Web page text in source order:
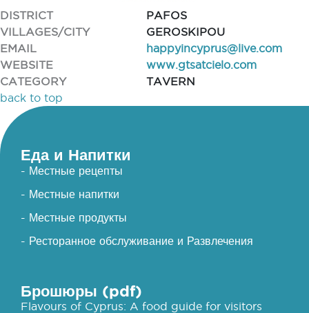
DISTRICT
PAFOS
VILLAGES/CITY
GEROSKIPOU
EMAIL
happyincyprus@live.com
WEBSITE
www.gtsatcielo.com
CATEGORY
TAVERN
back to top
Еда и Напитки
- Местные рецепты
- Местные напитки
- Местные продукты
- Ресторанное обслуживание и Развлечения
Брошюры (pdf)
Flavours of Cyprus: A food guide for visitors